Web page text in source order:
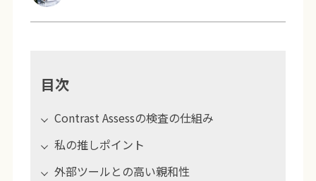
目次
Contrast Assessの検査の仕組み
私の推しポイント
外部ツールとの高い親和性